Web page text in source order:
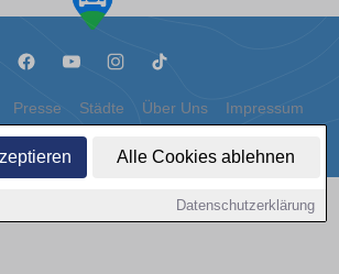
Alle Cookies ablehnen
Datenschutzerklärung
Presse Städte Über Uns Impressum
Datenschutz Cookies
| 1A Infosysteme GmbH | Content by: 1a-sites-autos